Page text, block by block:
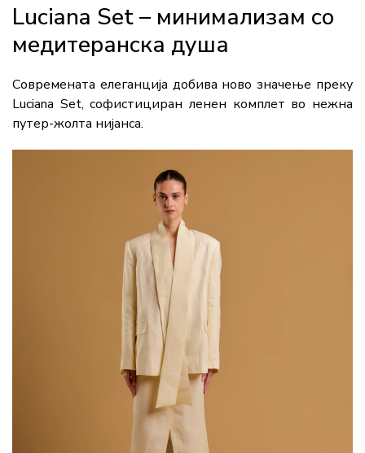
Luciana Set – минимализам со
медитеранска душа
Современата елеганција добива ново значење преку
Luciana Set, софистициран ленен комплет во нежна
путер-жолта нијанса.